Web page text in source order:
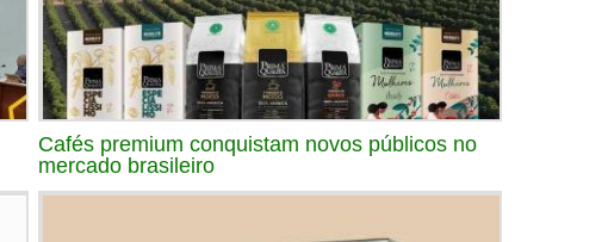
Cafés premium conquistam novos públicos no
mercado brasileiro